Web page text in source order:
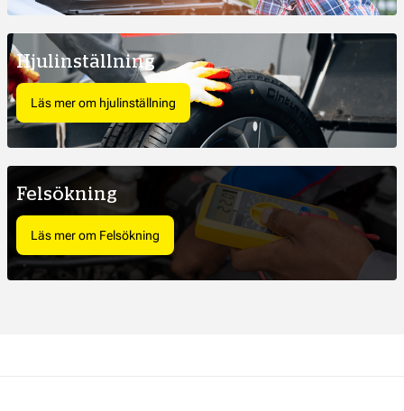
Hjulinställning
Läs mer om hjulinställning
Felsökning
Läs mer om Felsökning